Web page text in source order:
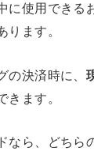
に使用できる
ります。
の決済時に、
きます。
なら、どちら